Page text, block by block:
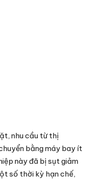
nhu cầu từ thị
bằng máy bay ít
này đã bị sụt giảm
số thời kỳ hạn chế,